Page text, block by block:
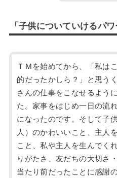
「子供についていけるパワ
ＴＭを始めてから、「私は
的だったかしら？」と思う
さんの仕事をこなせるよう
た。家事をはじめ一日の流
になったのです。そして子
人）のかわいいこと、主人
こと、私や主人を生んでく
りがたさ、友だちの大切さ
当たり前だったことに感謝